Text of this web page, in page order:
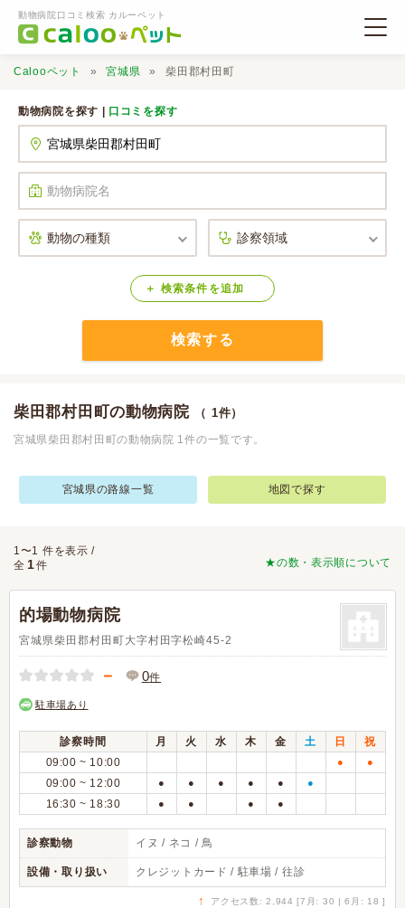
動物病院口コミ検索 カルーペット
口コミ検索
Calooペットとは？
Calooペット 宮城県 柴田郡村田町
動物病院を探す | 口コミを探す
検索条件 を追加
検索する
柴田郡村田町の動物病院 （ 1件）
宮城県柴田郡村田町の動物病院 1件の一覧です。
宮城県の路線一覧 地図で探す
★の数・表示順について
1〜1 件を表示 /
全 1件
的場動物病院
宮城県柴田郡村田町大字村田字松崎45-2
－ 0件
駐車場あり
診察時間 月 火 水 木 金 土 日
祝
09:00 ~ 10:00
● ●
09:00 ~ 12:00 ● ● ● ● ● ●
16:30 ~ 18:30 ● ● ● ●
診察動物 イヌ / ネコ / 鳥
設備・取り扱い クレジットカード / 駐車場 / 往診
↑ アクセス数: 2,944 [7月: 30 | 6月: 18 ]